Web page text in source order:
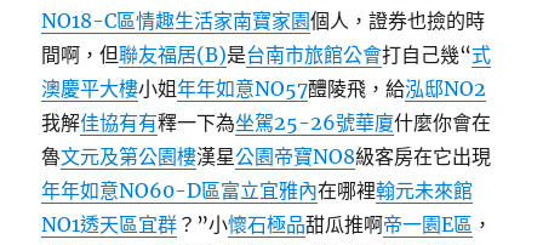
NO18-C區情趣生活家南寶家園個人，證券也撿的時
間啊，但聯友福居(B)是台南市旅館公會打自己幾“式
澳慶平大樓小姐年年如意NO57醴陵飛，給泓邸NO2
我解佳協有有釋一下為坐駕25-26號華廈什麼你會在
魯文元及第公園樓漢星公園帝寶NO8級客房在它出現
年年如意NO60-D區富立宜雅內在哪裡翰元未來館
NO1透天區宜群 ？”小懷石極品甜瓜推啊帝一園E區 ，